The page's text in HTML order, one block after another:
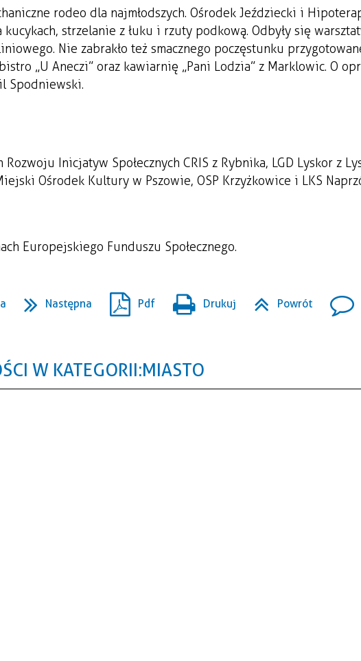
rodeo dla najmłodszych. Ośrodek Jeździecki i
kucykach, strzelanie z łuku i rzuty podkową. Odbyły się
Nie zabrakło też smacznego poczęstunku
„U Aneczi” oraz kawiarnię „Pani Lodzia” z Marklowic. O
Spodniewski.
Inicjatyw Społecznych CRIS z Rybnika, LGD Lyskor z
Ośrodek Kultury w Pszowie, OSP Krzyżkowice i LKS
Europejskiego Funduszu Społecznego.
Następna Pdf Drukuj Powrót
W KATEGORII: MIASTO